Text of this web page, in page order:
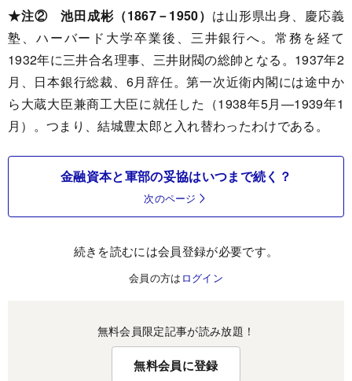
★注② 池田成彬（1867－1950） は山形県出身、慶応義
塾、ハーバード大学卒業後、三井銀行へ。常務を経て
1932年に三井合名理事、三井財閥の総帥となる。1937年2
月、日本銀行総裁、6月辞任。第一次近衛内閣には途中か
ら大蔵大臣兼商工大臣に就任した（1938年5月―1939年1
月）。つまり、結城豊太郎と入れ替わったわけである。
金融資本と軍部の妥協はいつまで続く？
次のページ
続きを読むには会員登録が必要です。
会員の方は ログイン
無料会員限定記事が読み放題！
無料会員に登録